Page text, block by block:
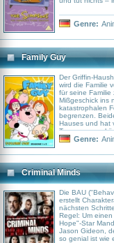
Genre:
Family Guy
Der Griffin-
wird die Familie
für seine
Mißgeschick ins
katastrophalen
begrenzen.
Hauses und hat
Teenagers zu
wie seine
abwechselnd
getrieben.
der Familie:
natürlich
allem die
Rentner, der
Genre:
Criminal Minds
Die BAU
erstellt
nächsten
Regel: Um
Hope"-Star
Jason Gideon,
so genial ist wie